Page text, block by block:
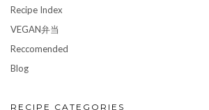
Recipe Index
VEGAN弁当
Reccomended
Blog
RECIPE CATEGORIES